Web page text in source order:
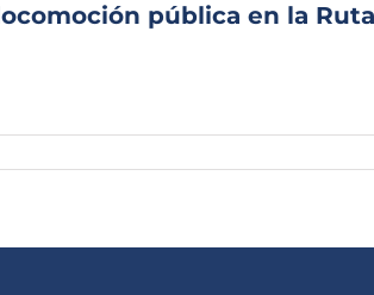
pública en la Ruta